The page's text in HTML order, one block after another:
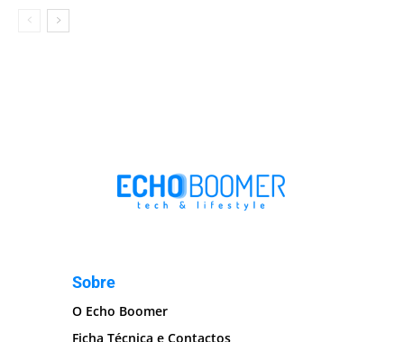
Sobre
O Echo Boomer
Ficha Técnica e Contactos